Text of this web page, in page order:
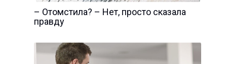
– Отомстила? – Нет, просто сказала
правду